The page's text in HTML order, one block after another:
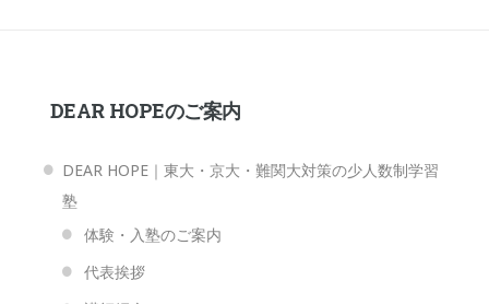
DEAR HOPEのご案内
DEAR HOPE｜東大・京大・難関大対策の少人数制学習
塾
体験・入塾のご案内
代表挨拶